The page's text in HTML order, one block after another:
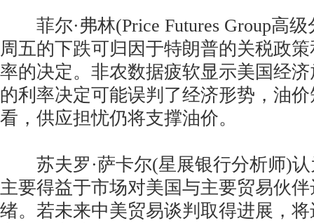
菲尔·弗林(Price Futures Group高级
周五的下跌可归因于特朗普的关税政
率的决定。非农数据疲软显示美国经
的利率决定可能误判了经济形势，油
看，供应担忧仍将支撑油价。
苏夫罗·萨卡尔(星展银行分析师)认
主要得益于市场对美国与主要贸易伙
绪。若未来中美贸易谈判取得进展，